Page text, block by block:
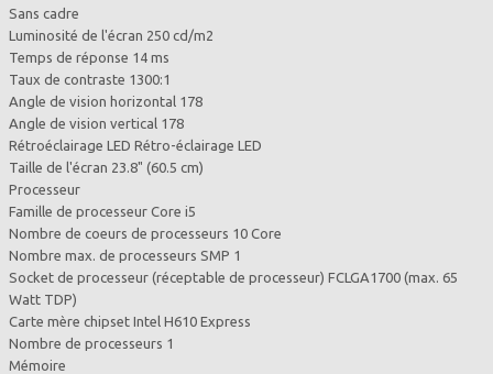
Sans cadre
Luminosité de l'écran 250 cd/m2
Temps de réponse 14 ms
Taux de contraste 1300:1
Angle de vision horizontal 178
Angle de vision vertical 178
Rétroéclairage LED Rétro-éclairage LED
Taille de l'écran 23.8" (60.5 cm)
Processeur
Famille de processeur Core i5
Nombre de coeurs de processeurs 10 Core
Nombre max. de processeurs SMP 1
Socket de processeur (réceptable de processeur) FCLGA1700 (max. 65
Watt TDP)
Carte mère chipset Intel H610 Express
Nombre de processeurs 1
Mémoire